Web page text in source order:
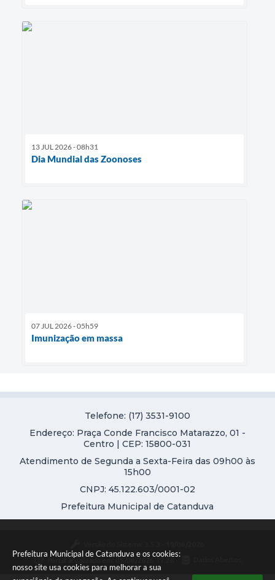
Prefeitura Municipal de Catanduva e os cookies:
nosso site usa cookies para melhorar a sua
13 JUL 2026 - 08h31
Dia Mundial das Zoonoses
07 JUL 2026 - 05h59
Imunização em massa
Telefone: (17) 3531-9100
Endereço: Praça Conde Francisco Matarazzo, 01 -
Centro | CEP: 15800-031
Atendimento de Segunda a Sexta-Feira das 09h00 às
15h00
CNPJ: 45.122.603/0001-02
Prefeitura Municipal de Catanduva
Portal atualizado em: